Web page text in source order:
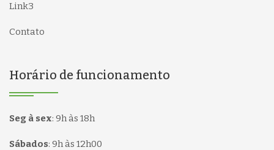
Link3
Contato
Horário de funcionamento
Seg à sex: 9h às 18h
Sábados: 9h às 12h00